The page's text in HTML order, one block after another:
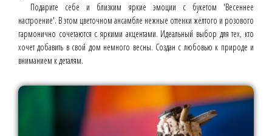
Подарите себе и близким яркие эмоции с букетом 'Весеннее
настроение'. В этом цветочном ансамбле нежные оттенки жёлтого и розового
гармонично сочетаются с яркими акцентами. Идеальный выбор для тех, кто
хочет добавить в свой дом немного весны. Создан с любовью к природе и
вниманием к деталям.